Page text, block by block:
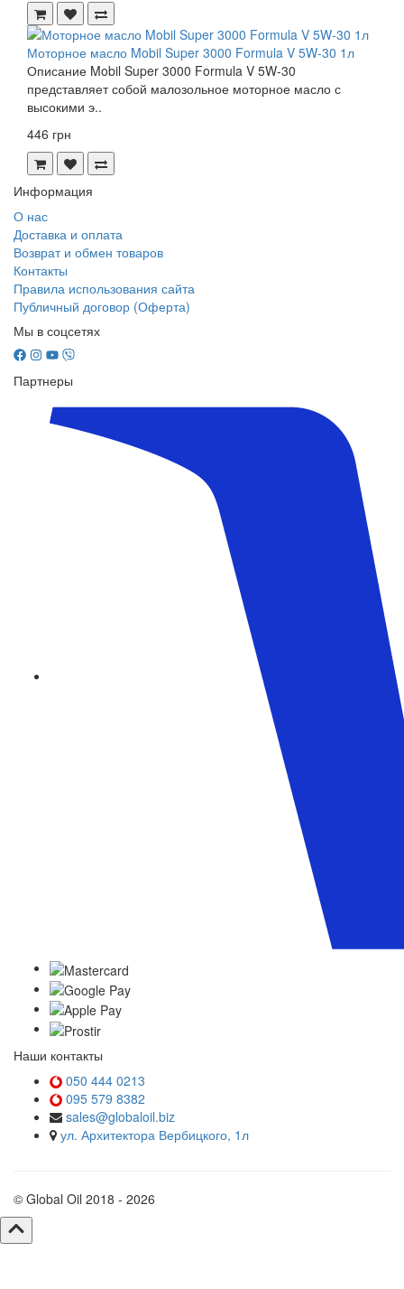
Моторное масло Mobil Super 3000 Formula V 5W-30 1л
Описание Mobil Super 3000 Formula V 5W-30
представляет собой малозольное моторное масло с
высокими э..
446 грн
Информация
О нас
Доставка и оплата
Возврат и обмен товаров
Контакты
Правила использования сайта
Публичный договор (Оферта)
Мы в соцсетях
Партнеры
Наши контакты
050 444 0213
095 579 8382
sales@globaloil.biz
ул. Архитектора Вербицкого, 1л
© Global Oil 2018 - 2026